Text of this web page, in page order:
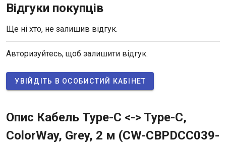
Відгуки покупців
Ще ні хто, не залишив відгук.
Авторизуйтесь, щоб залишити відгук.
УВІЙДІТЬ В ОСОБИСТИЙ КАБІНЕТ
Опис Кабель Type-C <-> Type-C,
ColorWay, Grey, 2 м (CW-CBPDCC039-